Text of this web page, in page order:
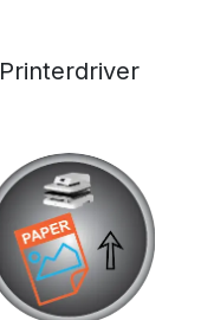
Printerdriver